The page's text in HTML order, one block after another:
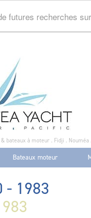
futures recherches
bateaux à moteur . Fidji . Nouméa
Bateaux moteur
- 1983